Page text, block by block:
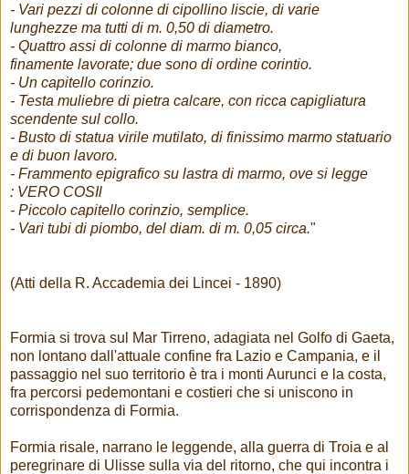
- Vari pezzi di colonne di cipollino liscie, di varie
lunghezze ma tutti di m. 0,50 di diametro.
- Quattro assi di colonne di marmo bianco,
finamente lavorate; due sono di ordine corintio.
- Un capitello corinzio.
- Testa muliebre di pietra calcare, con ricca capigliatura
scendente sul collo.
- Busto di statua virile mutilato, di finissimo marmo statuario
e di buon lavoro.
- Frammento epigrafico su lastra di marmo, ove si legge
: VERO COSIl
- Piccolo capitello corinzio, semplice.
- Vari tubi di piombo, del diam. di m. 0,05 circa."
(Atti della R. Accademia dei Lincei - 1890)
Formia si trova sul Mar Tirreno, adagiata nel Golfo di Gaeta,
non lontano dall'attuale confine fra Lazio e Campania, e il
passaggio nel suo territorio è tra i monti Aurunci e la costa,
fra percorsi pedemontani e costieri che si uniscono in
corrispondenza di Formia.
Formia risale, narrano le leggende, alla guerra di Troia e al
peregrinare di Ulisse sulla via del ritorno, che qui incontra i